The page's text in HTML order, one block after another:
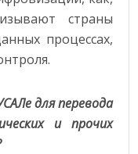
страны
процессах,
для перевода
и прочих